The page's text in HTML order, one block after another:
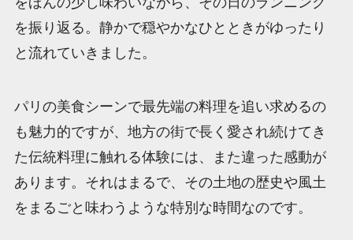
を振り返る。静かで穏やかなひとときがゆったり
と流れていきました。
パリの美食シーンで最先端の料理を追い求めるの
も魅力的ですが、地方の街で長く愛され続けてき
た伝統料理に触れる体験には、また違った感動が
あります。それはまるで、その土地の歴史や風土
をまるごと味わうような特別な時間なのです。